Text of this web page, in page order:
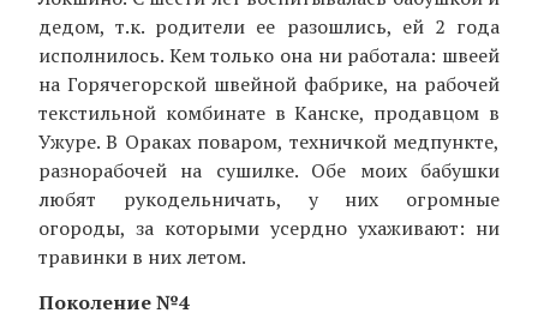
дедом, т.к. родители ее разошлись, ей 2 года
исполнилось. Кем только она ни работала: швеей
на Горячегорской швейной фабрике, на рабочей
текстильной комбинате в Канске, продавцом в
Ужуре. В Ораках поваром, техничкой медпункте,
разнорабочей на сушилке. Обе моих бабушки
любят рукодельничать, у них огромные
огороды, за которыми усердно ухаживают: ни
травинки в них летом.
Поколение №4